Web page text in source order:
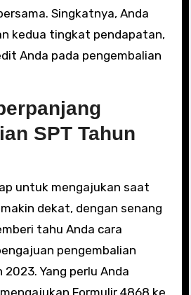
Singkatnya, Anda
kedua tingkat pendapatan,
Anda pada pengembalian
SPT Tahun
untuk mengajukan saat
dekat, dengan senang
tahu Anda cara
pengembalian
Yang perlu Anda
Formulir 4868 ke